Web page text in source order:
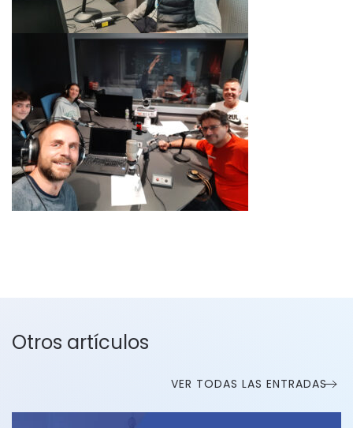
Otros artículos
VER TODAS LAS ENTRADAS